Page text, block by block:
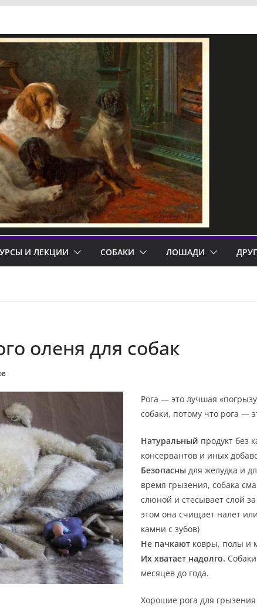
И ЛЕКЦИИ СОБАКИ ЛОШАДИ
оленя для собак
Рога — это лучшая
собаки, потому что рога —
Натуральный продукт без
консервантов и иных
Безопасны для желудка и
время грызения, собака
слюной и стесывает слой
этом она счищает налет
камни с зубов)
Не пачкают ковры, полы и
Их хватает надолго.
месяцев до года.
Хорошие рога для грызения